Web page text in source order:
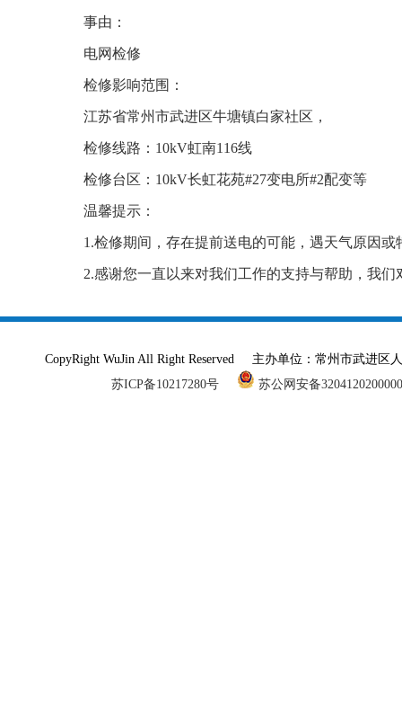
事由：
电网检修
检修影响范围：
江苏省常州市武进区牛塘镇白家社区，
检修线路：10kV虹南116线
检修台区：10kV长虹花苑#27变电所#2配变等
温馨提示：
1.检修期间，存在提前送电的可能，遇天气原因
2.感谢您一直以来对我们工作的支持与帮助，我
CopyRight WuJin All Right Reserved 主办单位：常州市武进
苏ICP备10217280号
苏公网安备